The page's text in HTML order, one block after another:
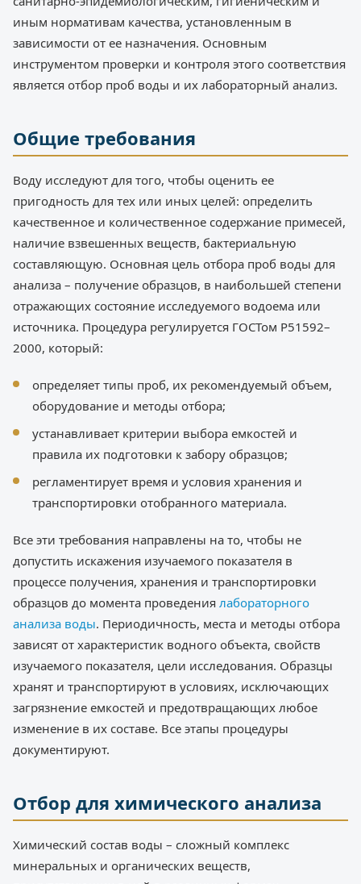
иным нормативам качества, установленным в
зависимости от ее назначения. Основным
инструментом проверки и контроля этого соответствия
является отбор проб воды и их лабораторный анализ.
Общие требования
Воду исследуют для того, чтобы оценить ее
пригодность для тех или иных целей: определить
качественное и количественное содержание примесей,
наличие взвешенных веществ, бактериальную
составляющую. Основная цель отбора проб воды для
анализа – получение образцов, в наибольшей степени
отражающих состояние исследуемого водоема или
источника. Процедура регулируется ГОСТом Р51592–
2000, который:
определяет типы проб, их рекомендуемый объем,
оборудование и методы отбора;
устанавливает критерии выбора емкостей и
правила их подготовки к забору образцов;
регламентирует время и условия хранения и
транспортировки отобранного материала.
Все эти требования направлены на то, чтобы не
допустить искажения изучаемого показателя в
процессе получения, хранения и транспортировки
образцов до момента проведения лабораторного
анализа воды. Периодичность, места и методы отбора
зависят от характеристик водного объекта, свойств
изучаемого показателя, цели исследования. Образцы
хранят и транспортируют в условиях, исключающих
загрязнение емкостей и предотвращающих любое
изменение в их составе. Все этапы процедуры
документируют.
Отбор для химического анализа
Химический состав воды – сложный комплекс
минеральных и органических веществ,